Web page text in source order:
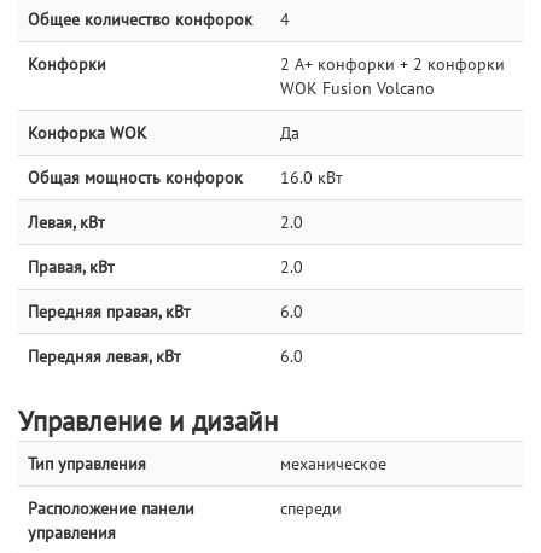
Общее количество конфорок 4
Конфорки
2 А+ конфорки + 2 конфорки
WOK Fusion Volcano
Конфорка WOK Да
Общая мощность конфорок 16.0 кВт
Левая, кВт 2.0
Правая, кВт 2.0
Передняя правая, кВт 6.0
Передняя левая, кВт 6.0
Управление и дизайн
Тип управления механическое
Расположение панели
управления
спереди